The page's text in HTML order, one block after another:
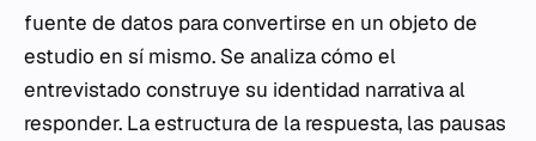
fuente de datos para convertirse en un objeto de
estudio en sí mismo. Se analiza cómo el
entrevistado construye su identidad narrativa al
responder. La estructura de la respuesta, las pausas